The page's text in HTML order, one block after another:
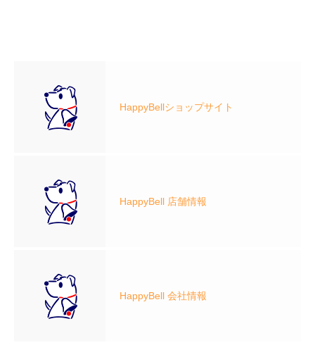
HappyBellショップサイト
HappyBell 店舗情報
HappyBell 会社情報